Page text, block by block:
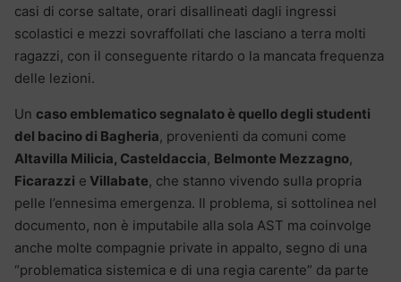
casi di corse saltate, orari disallineati dagli ingressi
scolastici e mezzi sovraffollati che lasciano a terra molti
ragazzi, con il conseguente ritardo o la mancata frequenza
delle lezioni.
Un caso emblematico segnalato è quello degli studenti
del bacino di Bagheria, provenienti da comuni come
Altavilla Milicia, Casteldaccia, Belmonte Mezzagno,
Ficarazzi e Villabate, che stanno vivendo sulla propria
pelle l’ennesima emergenza. Il problema, si sottolinea nel
documento, non è imputabile alla sola AST ma coinvolge
anche molte compagnie private in appalto, segno di una
“problematica sistemica e di una regia carente” da parte